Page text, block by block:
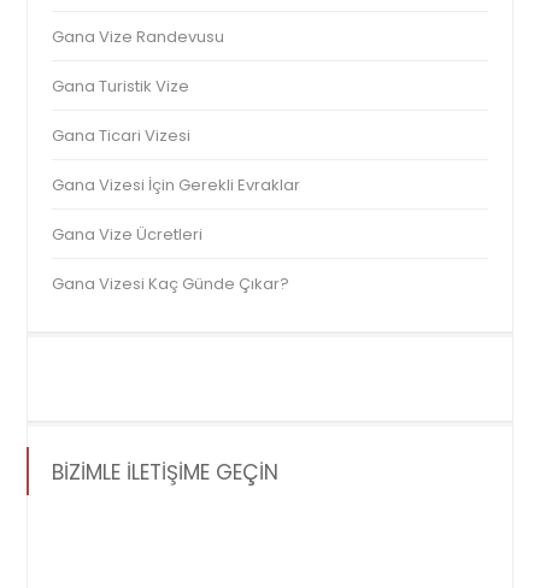
Gana Vize Randevusu
Gana Turistik Vize
Gana Ticari Vizesi
Gana Vizesi İçin Gerekli Evraklar
Gana Vize Ücretleri
Gana Vizesi Kaç Günde Çıkar?
BİZİMLE İLETİŞİME GEÇİN